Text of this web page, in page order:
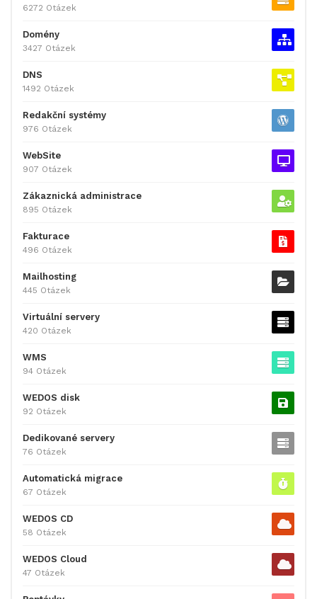
6272 Otázek
Domény
3427 Otázek
DNS
1492 Otázek
Redakční systémy
976 Otázek
WebSite
907 Otázek
Zákaznická administrace
895 Otázek
Fakturace
496 Otázek
Mailhosting
445 Otázek
Virtuální servery
420 Otázek
WMS
94 Otázek
WEDOS disk
92 Otázek
Dedikované servery
76 Otázek
Automatická migrace
67 Otázek
WEDOS CD
58 Otázek
WEDOS Cloud
47 Otázek